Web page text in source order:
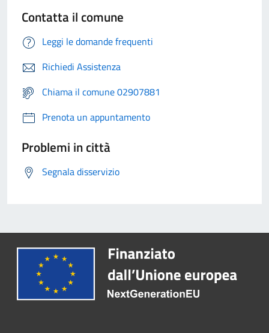
Contatta il comune
Leggi le domande frequenti
Richiedi Assistenza
Chiama il comune 02907881
Prenota un appuntamento
Problemi in città
Segnala disservizio